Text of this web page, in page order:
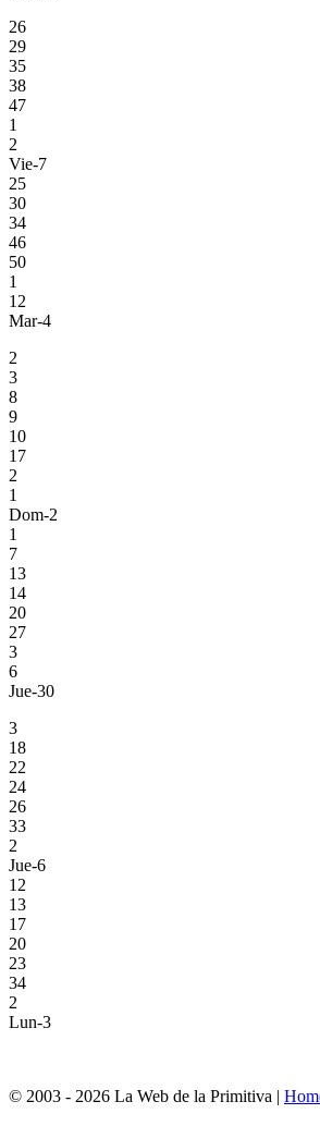
26
29
35
38
47
1
2
Vie-7
25
30
34
46
50
1
12
Mar-4
2
3
8
9
10
17
2
1
Dom-2
1
7
13
14
20
27
3
6
Jue-30
3
18
22
24
26
33
2
Jue-6
12
13
17
20
23
34
2
Lun-3
© 2003 - 2026 La Web de la Primitiva |